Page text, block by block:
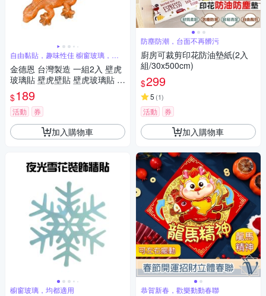
自由黏貼，趣味性佳 櫥窗玻璃，均
都適用
金德恩 台灣製造 一組2入 壁虎
玻璃貼 壁虎壁貼 壁虎玻璃貼 壁
虎造型貼 壁虎車窗貼 壁虎櫥窗
貼 壁虎貼 壁虎
$189
活動 券
加入購物車
櫥窗玻璃，均都適用
防塵防潮，台面不再髒污
廚房可裁剪印花防油墊紙(2入
組/30x500cm)
$299
5 (1)
活動 券
加入購物車
恭賀新春，歡樂動動春聯